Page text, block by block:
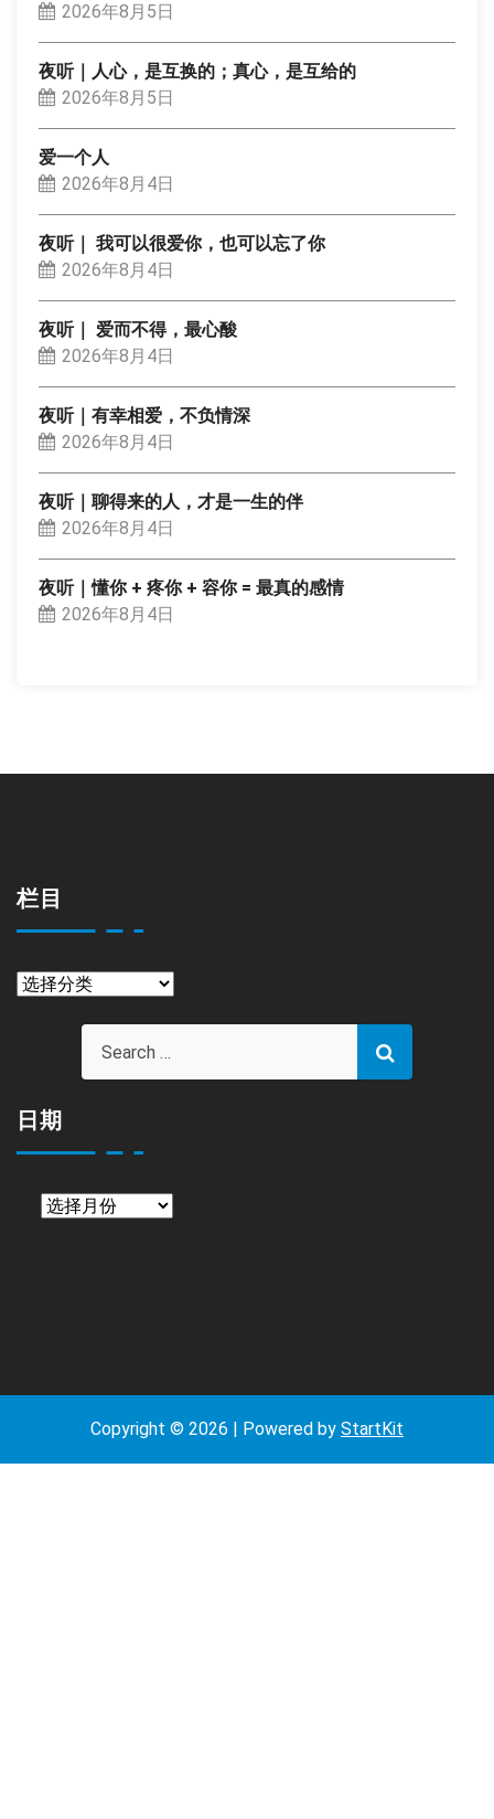
2026年8月5日
夜听｜人心，是互换的；真心，是互给的
2026年8月5日
爱一个人
2026年8月4日
夜听｜ 我可以很爱你，也可以忘了你
2026年8月4日
夜听｜ 爱而不得，最心酸
2026年8月4日
夜听｜有幸相爱，不负情深
2026年8月4日
夜听｜聊得来的人，才是一生的伴
2026年8月4日
夜听｜懂你 + 疼你 + 容你 = 最真的感情
2026年8月4日
栏目
栏
日期
Copyright © 2026 | Powered by StartKit